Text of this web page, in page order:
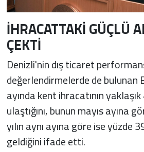
İHRACATTAKİ GÜÇLÜ
ÇEKTİ
Denizli'nin dış ticaret
değerlendirmelerde de bulunan
ayında kent ihracatının
ulaştığını, bunun mayıs ayına
yılın aynı ayına göre ise yüzde
geldiğini ifade etti.